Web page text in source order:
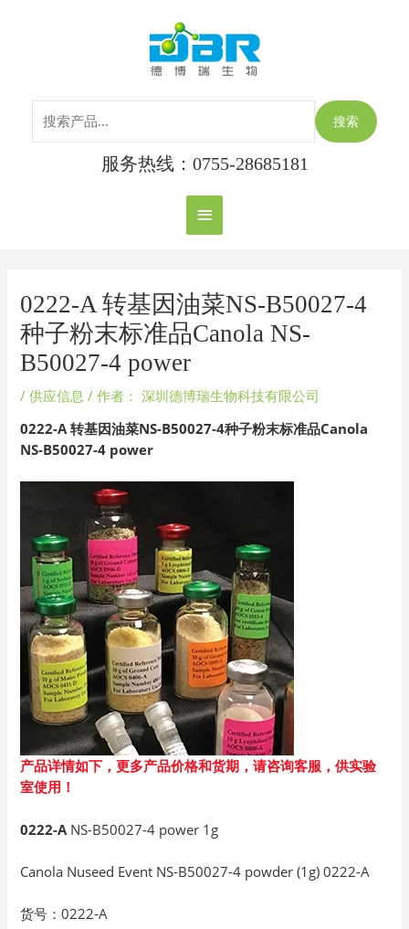
主
菜
单
搜索
服务热线：0755-28685181
0222-A 转基因油菜NS-B50027-4
种子粉末标准品Canola NS-
B50027-4 power
/供应信息 / 作者： 深圳德博瑞生物科技有限公司
0222-A 转基因油菜NS-B50027-4种子粉末标准品Canola
NS-B50027-4 power
产品详情如下，更多产品价格和货期，请咨询客服，供实验
室使用！
0222-A NS-B50027-4 power 1g
Canola Nuseed Event NS-B50027-4 powder (1g) 0222-A
货号：0222-A